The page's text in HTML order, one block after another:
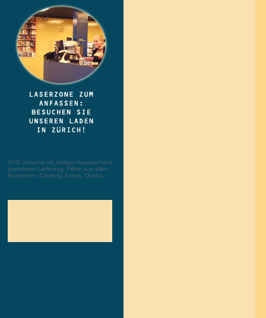
DVD Versand mit riesiger Auswahl und
portofreier Lieferung. Filme aus allen
Bereichen: Comedy, Action, Drama, ...